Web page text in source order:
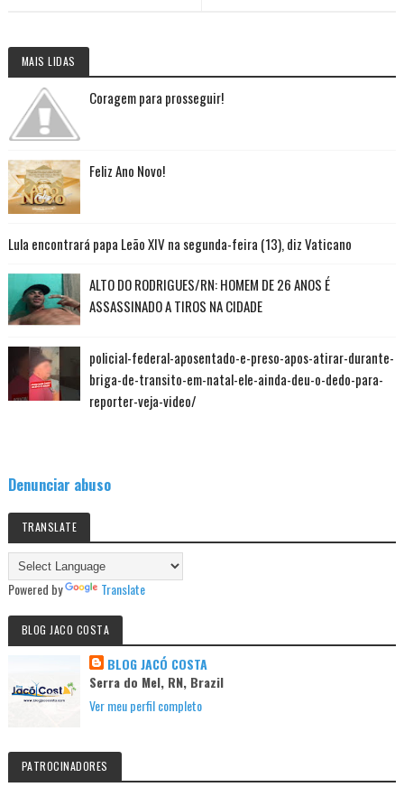
MAIS LIDAS
Coragem para prosseguir!
Feliz Ano Novo!
Lula encontrará papa Leão XIV na segunda-feira (13), diz Vaticano
ALTO DO RODRIGUES/RN: HOMEM DE 26 ANOS É
ASSASSINADO A TIROS NA CIDADE
policial-federal-aposentado-e-preso-apos-atirar-durante-
briga-de-transito-em-natal-ele-ainda-deu-o-dedo-para-
reporter-veja-video/
Denunciar abuso
TRANSLATE
Powered by Translate
BLOG JACO COSTA
BLOG JACÓ COSTA
Serra do Mel, RN, Brazil
Ver meu perfil completo
PATROCINADORES